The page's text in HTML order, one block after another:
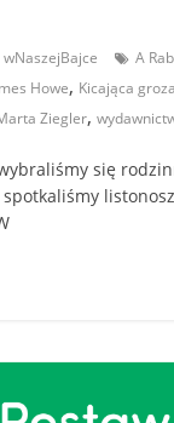
wNaszejBajce A
Howe, Kicająca
Ziegler,
się